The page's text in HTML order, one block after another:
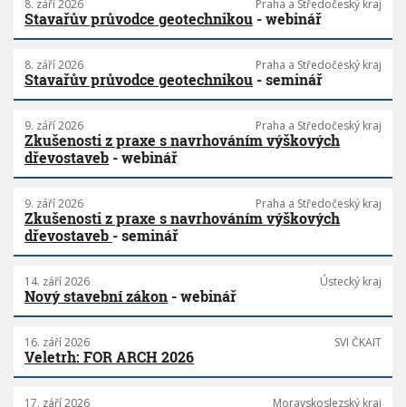
a
v
b
n
í
o
p
r
v
a
8. září 2026 Praha a Středočeský kraj
Stavařův průvodce geotechnikou - webinář
8. září 2026 Praha a Středočeský kraj
Stavařův průvodce geotechnikou - seminář
9. září 2026 Praha a Středočeský kraj
Zkušenosti z praxe s navrhováním výškových
dřevostaveb - webinář
9. září 2026 Praha a Středočeský kraj
Zkušenosti z praxe s navrhováním výškových
dřevostaveb - seminář
14. září 2026 Ústecký kraj
Nový stavební zákon - webinář
16. září 2026 SVI ČKAIT
Veletrh: FOR ARCH 2026
17. září 2026 Moravskoslezský kraj